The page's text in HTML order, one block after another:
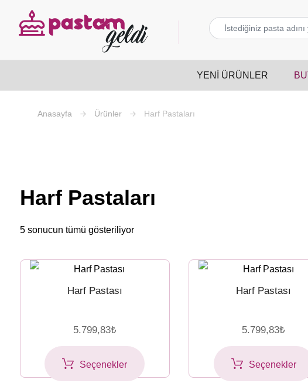
YENI ÜRÜNLER
Ürünler Harf Pastaları
Harf Pastaları
5 sonucun tümü gösteriliyor
Harf Pastası
5.799,83₺
Seçenekler
Harf Pastası
5.799,83₺
Seçenekler